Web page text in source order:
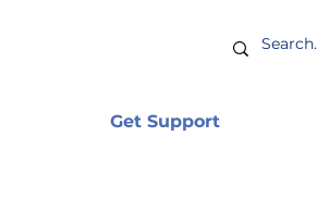
Get Support